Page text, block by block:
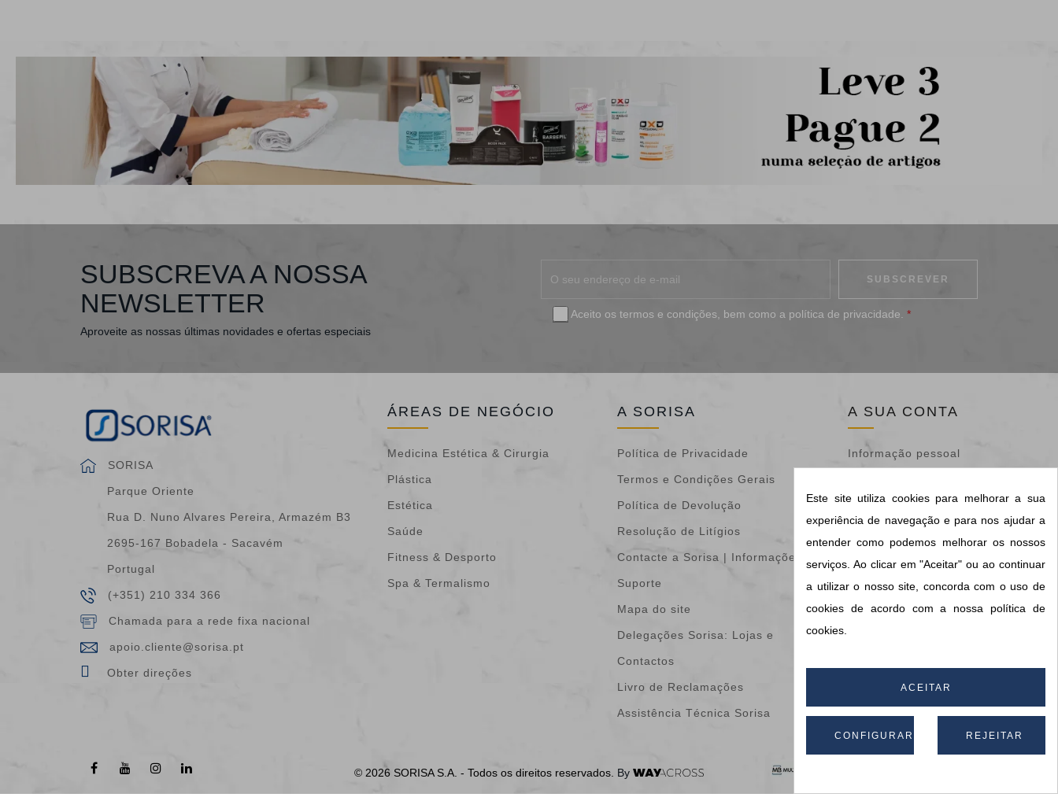
SUBSCREVA A NOSSA
NEWSLETTER
Aproveite as nossas últimas novidades e ofertas especiais
Aceito os termos e condições , bem como a política de privacidade *
SORISA
Parque Oriente
Rua D. Nuno Alvares Pereira, Armazém B3
2695-167 Bobadela - Sacavém
Portugal
(+351) 210 334 366
Chamada para a rede fixa nacional
apoio.cliente@sorisa.pt
Obter direções
ÁREAS DE NEGÓCIO
Medicina Estética & Cirurgia
Plástica
Estética
Saúde
Fitness & Desporto
Spa & Termalismo
A SORISA
Política de Privacidade
Termos e Condições Gerais
Política de Devolução
Resolução de Litígios
Contacte a Sorisa | Informações &
Suporte
Mapa do site
Delegações Sorisa: Lojas e
Contactos
Livro de Reclamações
Assistência Técnica Sorisa
A SUA CONTA
Informação pessoal
mercadoria
Endereços
Vales de desconto
© 2026 SORISA S.A. - Todos os direitos reservados. By
Este site utiliza cookies para melhorar a sua
experiência de navegação e para nos ajudar a
entender como podemos melhorar os nossos
serviços. Ao clicar em "Aceitar" ou ao continuar
a utilizar o nosso site, concorda com o uso de
cookies de acordo com a nossa política de
cookies.
ACEITAR
CONFIGURAR REJEITAR